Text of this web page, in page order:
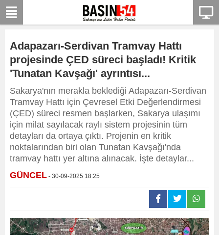
Adapazarı-Serdivan Tramvay Hattı
projesinde ÇED süreci başladı! Kritik
'Tunatan Kavşağı' ayrıntısı...
Sakarya'nın merakla beklediği Adapazarı-Serdivan
Tramvay Hattı için Çevresel Etki Değerlendirmesi
(ÇED) süreci resmen başlarken, Sakarya ulaşımı
için milat sayılacak raylı sistem projesinin tüm
detayları da ortaya çıktı. Projenin en kritik
noktalarından biri olan Tunatan Kavşağı'nda
tramvay hattı yer altına alınacak. İşte detaylar...
GÜNCEL - 30-09-2025 18:25